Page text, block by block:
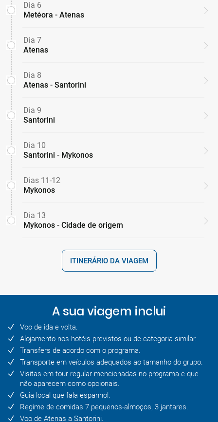
Dia 6
Metéora - Atenas
Dia 7
Atenas
Dia 8
Atenas - Santorini
Dia 9
Santorini
Dia 10
Santorini - Mykonos
Dias 11-12
Mykonos
Dia 13
Mykonos - Cidade de origem
ITINERÁRIO DA VIAGEM
A sua viagem inclui
Voo de ida e volta.
Alojamento nos hotéis previstos ou de categoria similar.
Transfers de acordo com o programa.
Transporte em veículos adequados ao tamanho do grupo.
Visitas em tour regular mencionadas no programa e que
não aparecem como opcionais.
Guia local que fala espanhol.
Regime de comidas 7 pequenos-almoços, 3 jantares.
Voo de Atenas a Santorini.